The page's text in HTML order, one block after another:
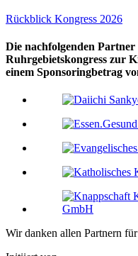
Rückblick Kongress 2026
Die nachfolgenden
Ruhrgebietskongress zur
einem Sponsoringbetrag
Wir danken allen Partnern